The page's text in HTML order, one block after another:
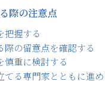
際の注意点
把握する
際の留意点を確認する
慎重に検討する
てる専門家とともに進